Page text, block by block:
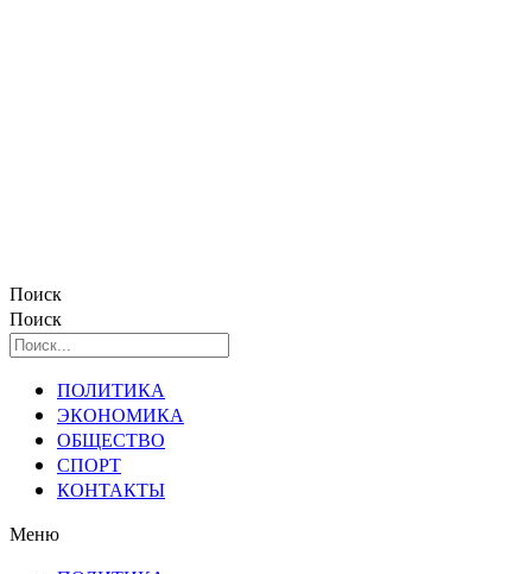
Поиск
Поиск
ПОЛИТИКА
ЭКОНОМИКА
ОБЩЕСТВО
СПОРТ
КОНТАКТЫ
Меню